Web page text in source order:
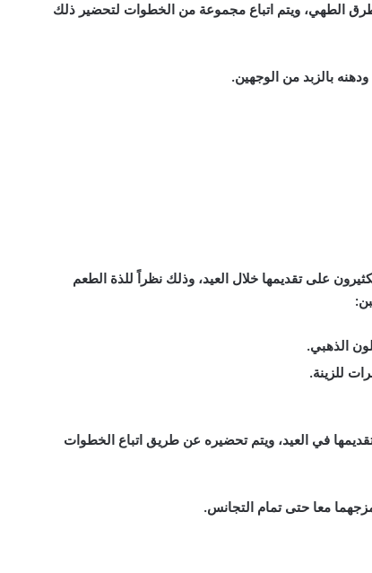
الطهي، ويتم اتباع مجموعة من الخطوات لتحضير ذلك
بالزبد من الوجهين.
على تقديمها خلال العيد، وذلك نظراً للذة الطعم
الذهبي.
للزينة.
في العيد، ويتم تحضيره عن طريق اتباع الخطوات
معا حتى تمام التجانس.